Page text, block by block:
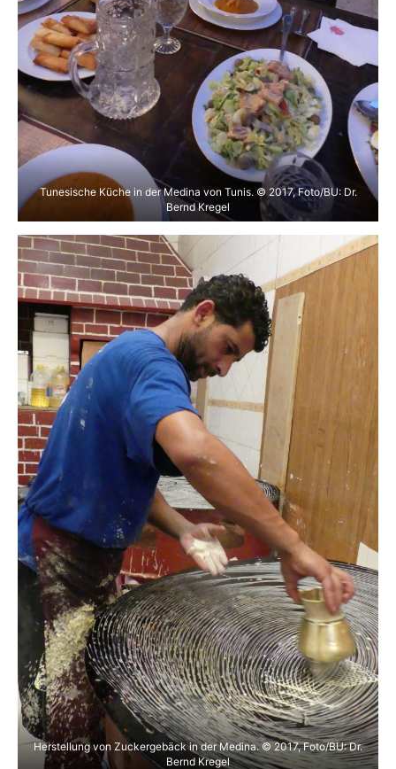
Tunesische Küche in der Medina von Tunis. © 2017, Foto/BU: Dr.
Bernd Kregel
Herstellung von Zuckergebäck in der Medina. © 2017, Foto/BU: Dr.
Bernd Kregel